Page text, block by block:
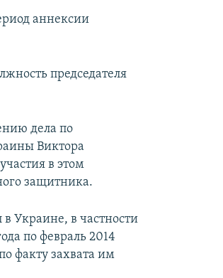
аннексии
председателя
дела по
Виктора
в этом
защитника.
Украине, в частности
по февраль 2014
факту захвата им